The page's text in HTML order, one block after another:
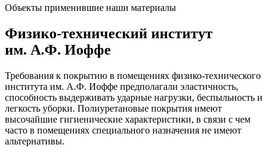
Объекты применившие наши материалы
Физико-технический институт
им. А.Ф. Иоффе
Требования к покрытию в помещениях физико-технического
института им. А.Ф. Иоффе предполагали эластичность,
способность выдерживать ударные нагрузки, беспыльность и
легкость уборки. Полиуретановые покрытия имеют
высочайшие гигиенические характеристики, в связи с чем
часто в помещениях специального назначения не имеют
альтернативы.